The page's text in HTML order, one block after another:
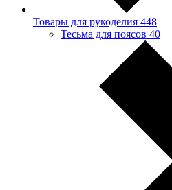
Товары для рукоделия 448
Тесьма для поясов 40